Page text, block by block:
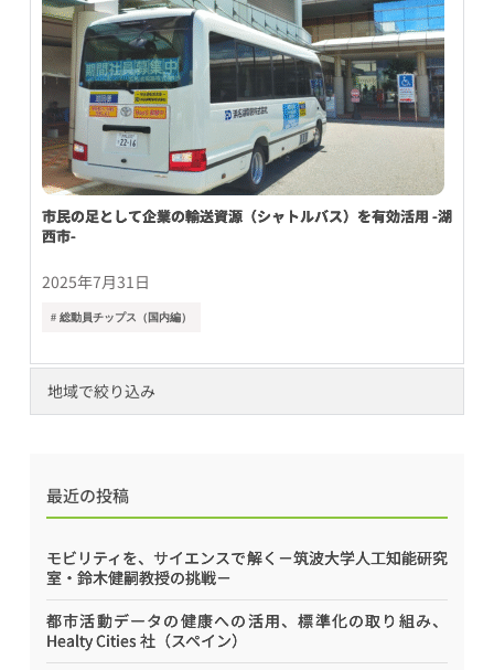
市民の足として企業の輸送資源（シャトルバス）を有効活用 -湖
西市-
2025年7月31日
# 総動員チップス（国内編）
地域で絞り込み
最近の投稿
モビリティを、サイエンスで解く－筑波大学人工知能研究
室・鈴木健嗣教授の挑戦－
都市活動データの健康への活用、標準化の取り組み、
Healty Cities 社（スペイン）